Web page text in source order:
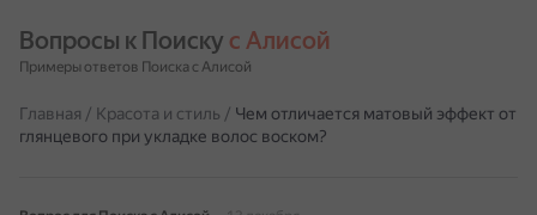
Вопросы к Поиску с Алисой
Примеры ответов Поиска с Алисой
Главная / Красота и стиль / Чем отличается матовый эффект от
глянцевого при укладке волос воском?